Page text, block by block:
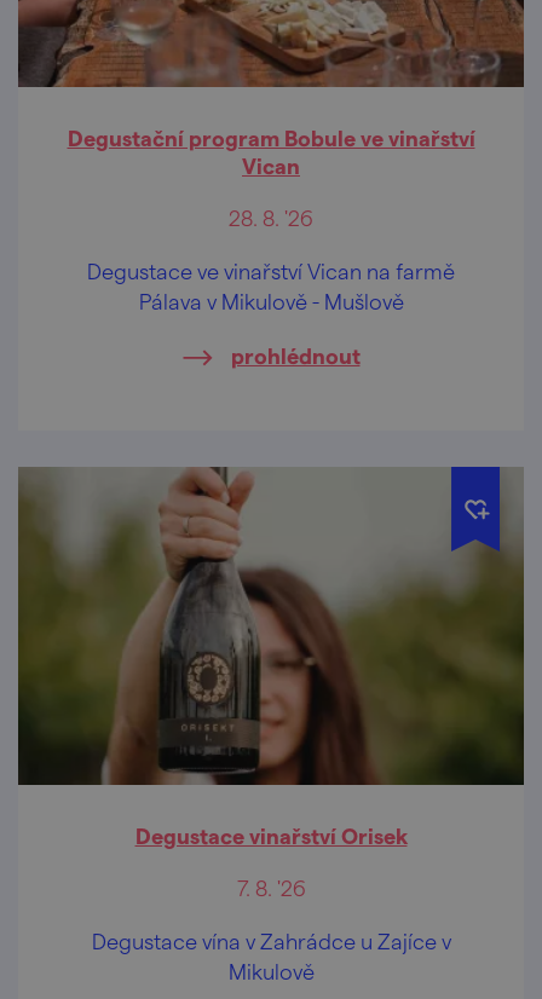
Degustační program Bobule ve vinařství
Vican
28. 8. '26
Degustace ve vinařství Vican na farmě
Pálava v Mikulově - Mušlově
prohlédnout
Degustace vinařství Orisek
7. 8. '26
Degustace vína v Zahrádce u Zajíce v
Mikulově